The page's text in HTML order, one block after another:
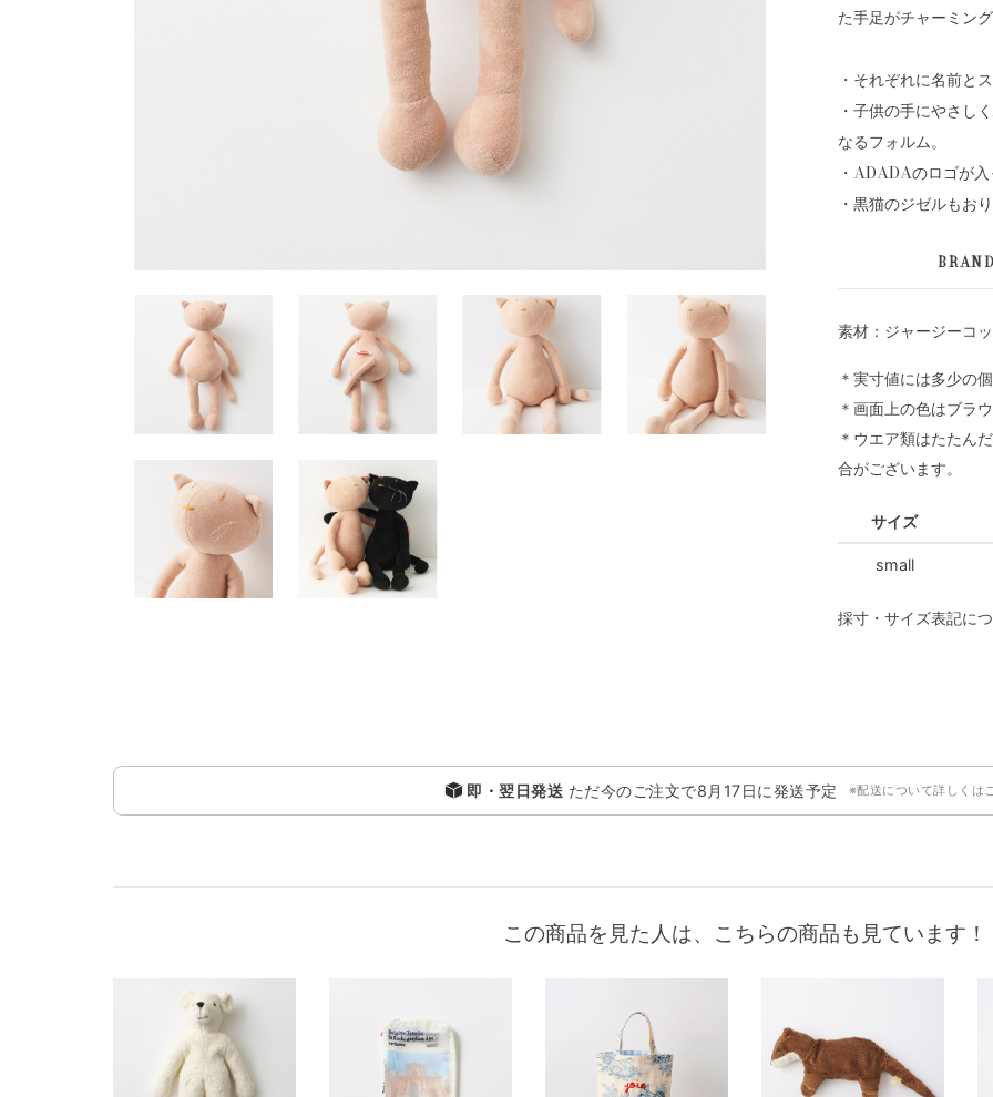
た手足がチャーミン
・それぞれに名前と
・子供の手にやさし
なるフォルム。
・ADADAのロゴが
・黒猫のジゼルもお
素材：ジャージーコ
＊実寸値には多少の
＊画面上の色はブラ
＊ウエア類はたたん
合がございます。
サイズ
small
採寸・サイズ表記に
即・翌日発送 ただ今のご注文で8月17日に発送予定 ※配送について詳しくは
この商品を見た人は、こちらの商品も見ています！